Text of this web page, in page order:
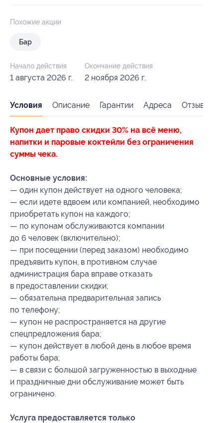
Похожие акции
Бар
Начало действия
1 августа 2026 г.
Окончание действия
2 ноября 2026 г.
Условия Описание Гарантии Адреса Отзывы
Купон дает право скидки 30% на всё меню,
напитки и паровые коктейли без ограничения
суммы чека.
Основные условия:
— один купон действует на одного человека;
— если идете вдвоем или компанией, необходимо
приобретать купон на каждого;
— по купонам обслуживаются компании
до 6 человек (включительно);
— при посещении (перед заказом) необходимо
предъявить купон, в противном случае
администрация бара вправе отказать
в предоставлении скидки;
— обязательна предварительная запись
по телефону;
— купон не распространяется на другие
спецпредложения бара;
— купон действует в любой день в любое время
работы бара;
— в связи с большой загруженностью в выходные
и праздничные дни обслуживание может быть
ограничено.
Услуга предоставляется только